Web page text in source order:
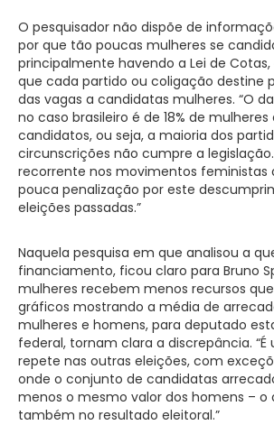
O pesquisador não dispõe de
por que tão poucas mulheres se
principalmente havendo a Lei de
que cada partido ou coligação destine
das vagas a candidatas mulheres. “O
no caso brasileiro é de 18% de mulheres
candidatos, ou seja, a maioria dos
circunscrições não cumpre a
recorrente nos movimentos feministas
pouca penalização por este
eleições passadas.”
Naquela pesquisa em que analisou a
financiamento, ficou claro para Bruno
mulheres recebem menos recursos
gráficos mostrando a média de
mulheres e homens, para deputado
federal, tornam clara a discrepância.
repete nas outras eleições, com
onde o conjunto de candidatas
menos o mesmo valor dos homens – o
também no resultado eleitoral.”